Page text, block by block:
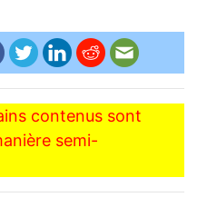
contenus sont
semi-